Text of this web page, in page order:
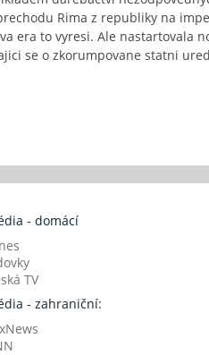
Rima z republiky na
era to vyresi. Ale nastartovala
se o zkorumpovane statni
- domácí
TV
- zahraniční: